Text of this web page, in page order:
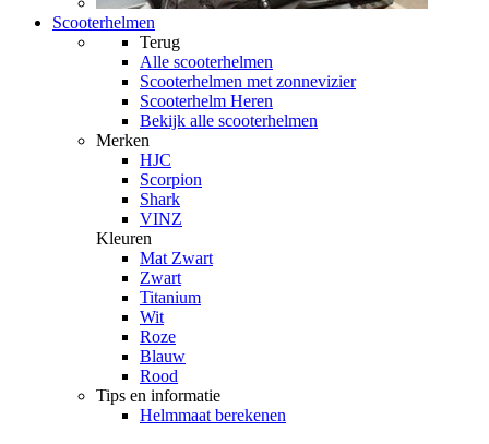
Scooterhelmen
Terug
Alle scooterhelmen
Scooterhelmen met zonnevizier
Scooterhelm Heren
Bekijk alle scooterhelmen
Merken
HJC
Scorpion
Shark
VINZ
Kleuren
Mat Zwart
Zwart
Titanium
Wit
Roze
Blauw
Rood
Tips en informatie
Helmmaat berekenen